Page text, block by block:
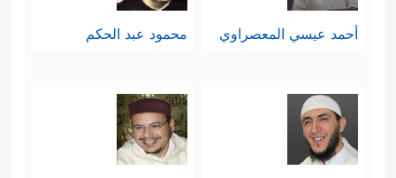
أحمد عيسي المعصراوي محمود عبد الحكم